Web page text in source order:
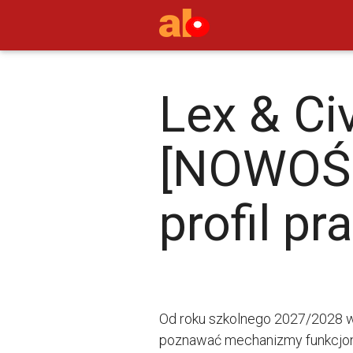
Lex &
profil
Od roku szkolnego 2027/2028
poznawać mechanizmy